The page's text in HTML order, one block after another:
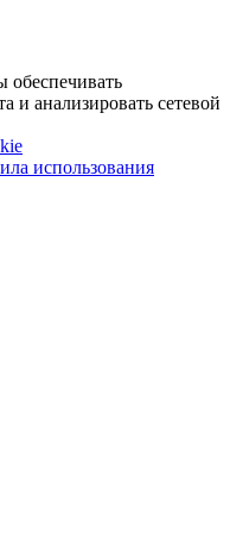
и анализировать сетевой
использования